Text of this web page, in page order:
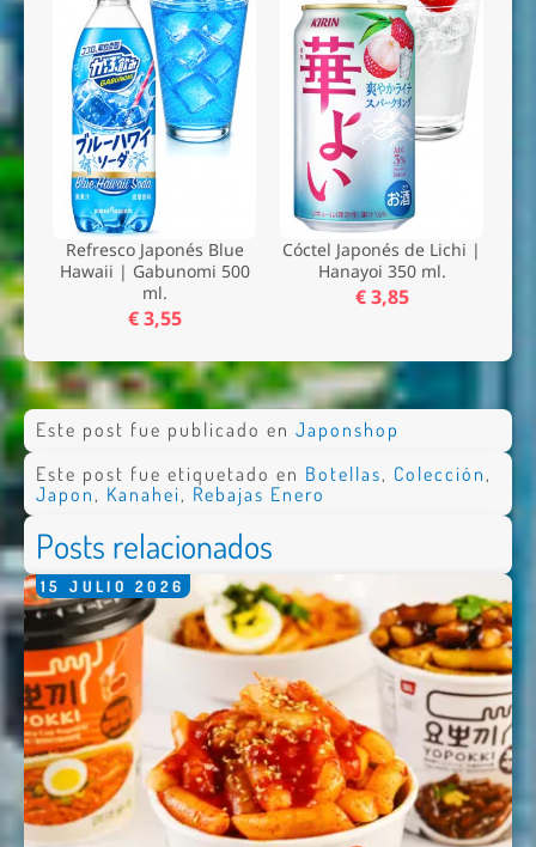
Refresco Japonés Blue
Hawaii | Gabunomi 500
ml.
€ 3,55
Cóctel Japonés de Lichi |
Hanayoi 350 ml.
€ 3,85
Este post fue publicado en Japonshop
Este post fue etiquetado en Botellas, Colección ,
Japon , Kanahei, Rebajas Enero
Posts relacionados
15 JULIO 2026